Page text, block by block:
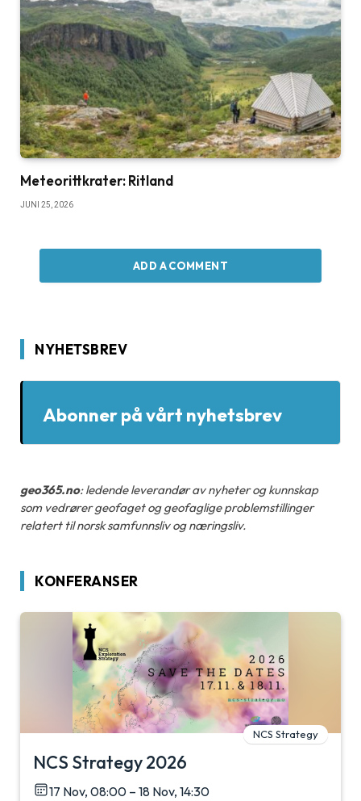
Meteorittkrater: Ritland
JUNI 25, 2026
ADD A COMMENT
NYHETSBREV
Abonner på vårt nyhetsbrev
geo365.no: ledende leverandør av nyheter og kunnskap
som vedrører geofaget og geofaglige problemstillinger
relatert til norsk samfunnsliv og næringsliv.
KONFERANSER
NCS Strategy
NCS Strategy 2026
17 Nov, 08:00 – 18 Nov, 14:30